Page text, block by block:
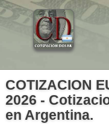
COTIZACION
2026 -
en Argentina.